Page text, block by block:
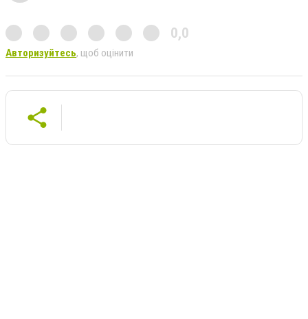
0,0
Авторизуйтесь, щоб оцінити